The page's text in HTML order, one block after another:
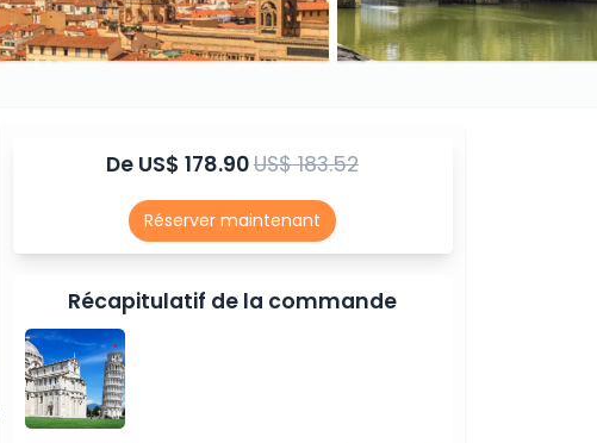
De US$ 178.90US$ 183.52
Réserver maintenant
Récapitulatif de la commande